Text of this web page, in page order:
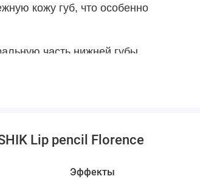
кожу губ, что особенно
часть нижней губы.
с уголками.
Lip pencil Florence
Эффекты